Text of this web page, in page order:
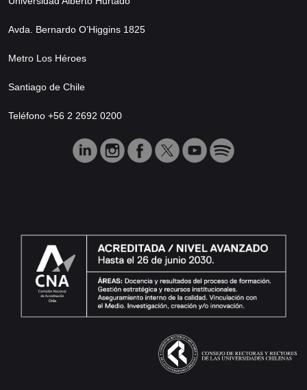
Avda. Bernardo O’Higgins 1825
Metro Los Héroes
Santiago de Chile
Teléfono +56 2 2692 0200